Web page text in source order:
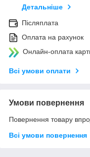
Детальніше
Післяплата
Оплата на рахунок
Онлайн-оплата
Всі умови оплати
Умови повернення
Повернення товару
Всі умови повернення